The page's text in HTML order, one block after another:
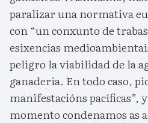
paralizar una normativa
con “un conxunto de
esixencias
peligro la viabilidad de la
ganadería. En todo caso,
manifestacións pacíficas”,
momento condenamos as